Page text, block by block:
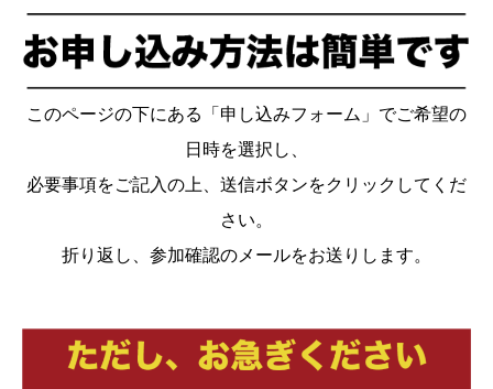
このページの下にある「申し込みフォーム」でご希望の
日時を選択し、
必要事項をご記入の上、送信ボタンをクリックしてくだ
さい。
折り返し、参加確認のメールをお送りします。